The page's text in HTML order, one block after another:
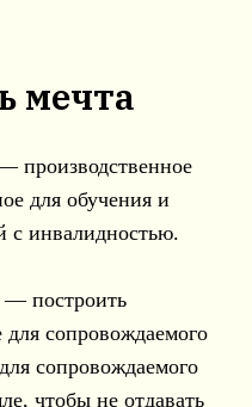
мечта
производственное
для обучения и
с инвалидностью.
— построить
для сопровождаемого
сопровождаемого
чтобы не отдавать